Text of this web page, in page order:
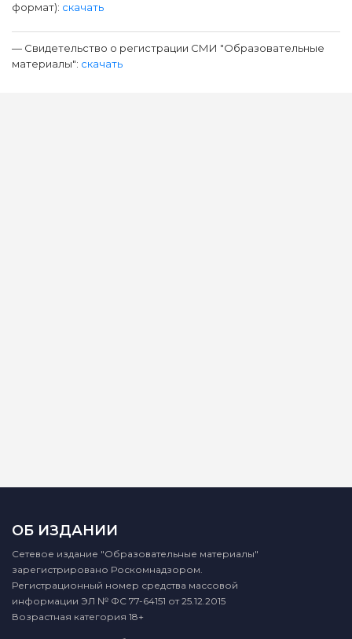
формат): скачать
— Свидетельство о регистрации СМИ "Образовательные
материалы": скачать
ОБ ИЗДАНИИ
Сетевое издание "Образовательные материалы"
зарегистрировано Роскомнадзором.
Регистрационный номер средства массовой
информации ЭЛ № ФС 77-64151 от 25.12.2015
Возрастная категория 18+